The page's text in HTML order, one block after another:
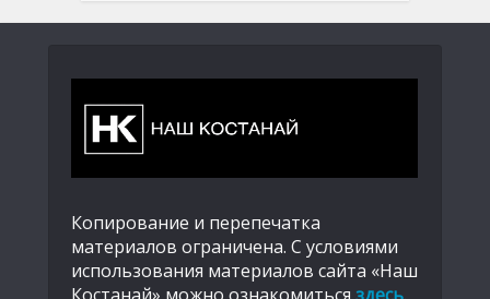
Копирование и перепечатка
материалов ограничена. С условиями
использования материалов сайта «Наш